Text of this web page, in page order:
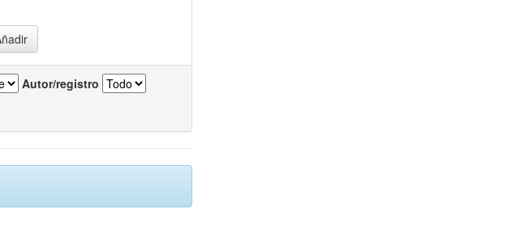
Autor/registro